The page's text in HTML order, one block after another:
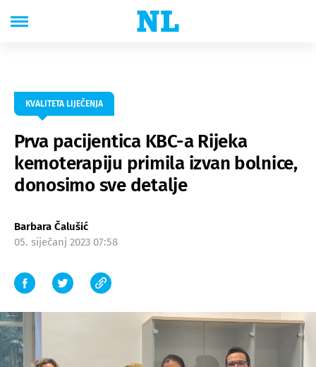
KVALITETA LIJEČENJA
Prva pacijentica KBC-a Rijeka
kemoterapiju primila izvan bolnice,
donosimo sve detalje
Barbara Čalušić
05. siječanj 2023 07:58